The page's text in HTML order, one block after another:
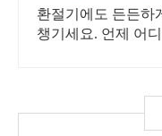
환절기에도 든든하
챙기세요. 언제 어